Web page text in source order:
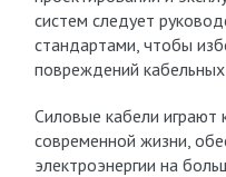
систем следует
стандартами, чтобы
повреждений
Силовые кабели
современной жизни,
электроэнергии на